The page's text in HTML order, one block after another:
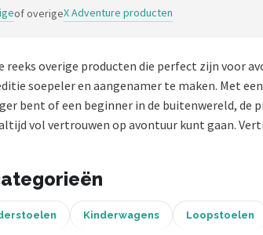
of overigeX Adventure producten
reeks overige producten die perfect zijn
soepeler en aangenamer te maken. Met
bent of een beginner in de buitenwereld,
vol vertrouwen op avontuur kunt gaan.
Kinderwagens Loopstoelen